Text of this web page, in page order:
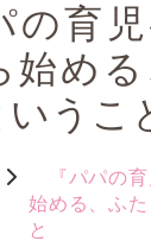
の育
始め
いう
『パパの
始める、ふ
と